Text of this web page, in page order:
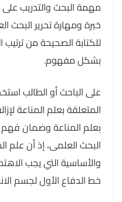
مهمة البحث والتدريب
خبرة ومهارة تحرير البحث
للكتابة الصحيحة من ترتيب
بشكل مفهوم.
على الباحث أو الطالب
المتعلقة بعلم المناعة
بعلم المناعة وضمان
البحث العلمى، إذ أن علم
والأساسية التي يجب
خط الدفاع الأول لجسم